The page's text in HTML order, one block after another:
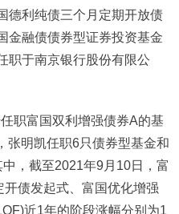
德利纯债三个月定期开放债
金融债债券型证券投资基金
职于南京银行股份有限公
职富国双利增强债券A的基
张明凯任职6只债券型基金和
，截至2021年9月10日，富
债发起式、富国优化增强
近1年的阶段涨幅分别为1